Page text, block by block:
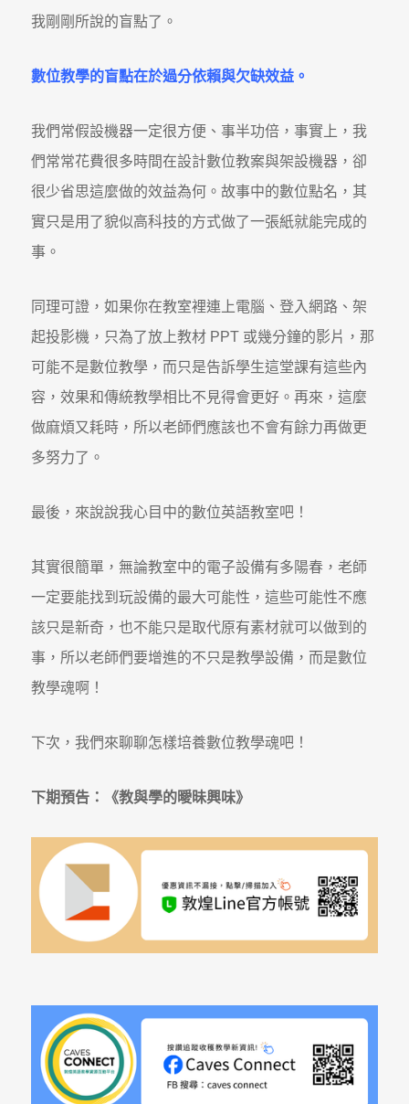
我剛剛所說的盲點了。
數位教學的盲點在於過分依賴與欠缺效益。
我們常假設機器一定很方便、事半功倍，事實上，我
們常常花費很多時間在設計數位教案與架設機器，卻
很少省思這麼做的效益為何。故事中的數位點名，其
實只是用了貌似高科技的方式做了一張紙就能完成的
事。
同理可證，如果你在教室裡連上電腦、登入網路、架
起投影機，只為了放上教材 PPT 或幾分鐘的影片，那
可能不是數位教學，而只是告訴學生這堂課有這些內
容，效果和傳統教學相比不見得會更好。再來，這麼
做麻煩又耗時，所以老師們應該也不會有餘力再做更
多努力了。
最後，來說說我心目中的數位英語教室吧！
其實很簡單，無論教室中的電子設備有多陽春，老師
一定要能找到玩設備的最大可能性，這些可能性不應
該只是新奇，也不能只是取代原有素材就可以做到的
事，所以老師們要增進的不只是教學設備，而是數位
教學魂啊！
下次，我們來聊聊怎樣培養數位教學魂吧！
下期預告：《教與學的曖昧興味》